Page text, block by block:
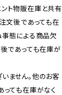
ト物販在庫と共有
文後であっても在
事態による商品欠
であっても在庫が
ません。他のお客
っても在庫がなく